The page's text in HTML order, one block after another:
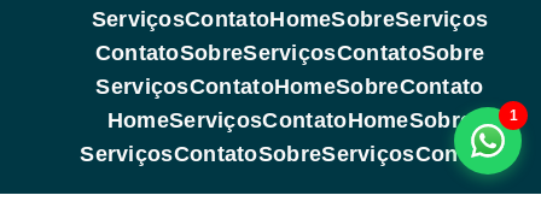
ServiçosContatoHomeSobreServiços
ContatoSobreServiçosContatoSobre
ServiçosContatoHomeSobreContato
HomeServiçosContatoHomeSobre
ServiçosContatoSobreServiçosContato
1